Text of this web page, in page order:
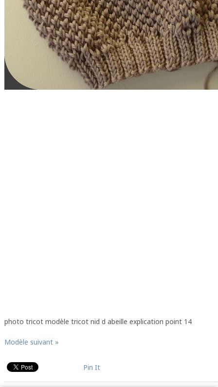
photo tricot modèle tricot nid d abeille explication point 14
Modèle suivant »
Pin It